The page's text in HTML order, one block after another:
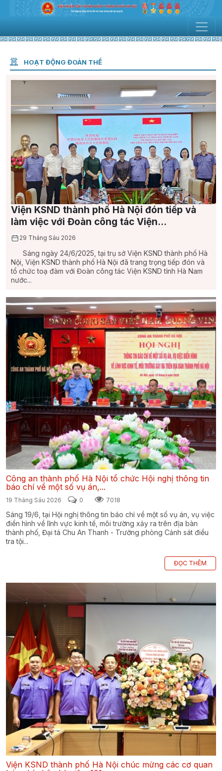
HOẠT ĐỘNG ĐOÀN THỂ
Viện KSND thành phố Hà Nội đón tiếp và
làm việc với Đoàn công tác Viện...
29 Tháng Sáu 2026
Sáng ngày 24/6/2025, tại trụ sở Viện KSND thành phố Hà
Nội, Viện KSND thành phố Hà Nội đã trang trọng tiếp đón và
tổ chức toạ đàm với Đoàn công tác Viện KSND tỉnh Hà Nam
nước...
Công an thành phố Hà Nội tổ chức Hội nghị thông tin
báo chí về một số vụ án,...
19 Tháng Sáu 2026 0 7018
Sáng 19/6, tại Hội nghị thông tin báo chí về một số vụ án, vụ việc
điển hình về lĩnh vực kinh tế, môi trường xảy ra trên địa bàn
thành phố, Đại tá Chu An Thanh - Trưởng phòng Cảnh sát điều
tra tội...
ĐỌC THÊM
Viện KSND thành phố Hà Nội chúc mừng các cơ quan